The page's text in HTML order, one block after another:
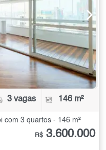
3 vagas 146 m²
com 3 quartos - 146 m²
R$ 3.600.000